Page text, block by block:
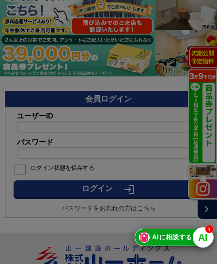
会員ログイン
ユーザーID
パスワード
ログイン状態を保存する
login
パスワードをお忘れの方はこちら
施工実例
chevron_right
🤖 AIに相談する AI
1